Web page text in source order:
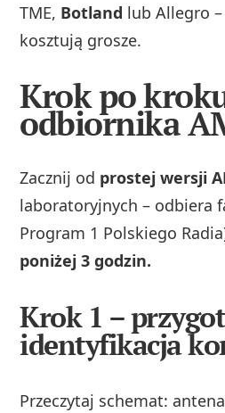
TME, Botland lub Allegro
kosztują grosze.
Krok po
odbiornika
Zacznij od prostej wersji
laboratoryjnych – odbiera
Program 1 Polskiego
poniżej 3 godzin.
Krok 1 –
identyfikacja
Przeczytaj schemat: